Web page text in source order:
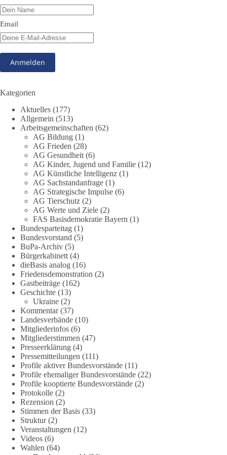
#dieBasis #Meme #Plandemie
348 28
Stimmen der dieBasis – heute mit dem „Demokratie-Bestatter“
Die Energiewende ist bisher kein Erfolg, sondern ein teures,
ineffizientes Unterfangen. Dies belegt eine Auswertung der
NZZ, wonach die Energiewende den Strom nicht billiger,
sondern teurer gemacht hat.
Quelle:
https://www.nzz.ch/der-andere-blick/fehlschlag-
energiewende-warum-deutschland-trotz-rekordausbau-von-
wind-und-sonnenkraft-weniger-strom-erzeugt-ld.10006607
🟩🟩🟦🟦🟥🟥🟧🟧
„Wir brauchen dringend wettbewerbsfähige Energiepreise und
eine ideologiefreie Diskussion“, meint der Demokratie-
Bestatter.
Wie siehst du das?
🤝 Jetzt Politik für die Menschen mitgestalten:
https://diebasis.de/mitgliedschaft/
#dieBasis #energiewende #strompreise
40 7 Auf Facebook ansehen
DieBasis
2 Tage(n) zuvor
⚡️ NATO-Gipfel in Ankara: Kriegskonferenz statt
Friedensgipfel!?
Email
Kategorien
Aktuelles (177)
Allgemein (513)
Arbeitsgemeinschaften (62)
AG Bildung (1)
AG Frieden (28)
AG Gesundheit (6)
AG Kinder, Jugend und Familie (12)
AG Künstliche Intelligenz (1)
AG Sachstandanfrage (1)
AG Strategische Impulse (6)
AG Tierschutz (2)
AG Werte und Ziele (2)
FAS Basisdemokratie Bayern (1)
Bundesparteitag (1)
Bundesvorstand (5)
BuPa-Archiv (5)
Bürgerkabinett (4)
dieBasis analog (16)
Friedensdemonstration (2)
Gastbeiträge (162)
Geschichte (13)
Ukraine (2)
Kommentar(37)
Landesverbände (10)
Mitgliederinfos (6)
Mitgliederstimmen (47)
Presseerklärung (4)
Pressemitteilungen (111)
Profile aktiver Bundesvorstände (11)
Profile ehemaliger Bundesvorstände (22)
Profile kooptierte Bundesvorstände (2)
Protokolle (2)
Rezension (2)
Stimmen der Basis (33)
Struktur(2)
Veranstaltungen (12)
Videos (6)
Wahlen (64)